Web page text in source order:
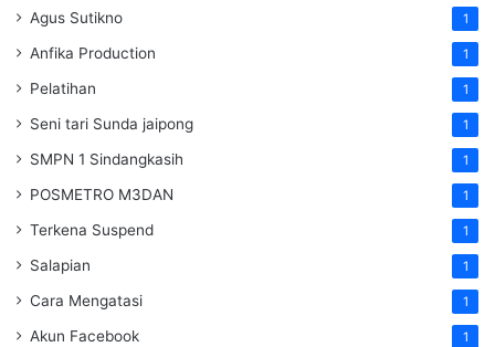
Agus Sutikno 1
Anfika Production 1
Pelatihan 1
Seni tari Sunda jaipong 1
SMPN 1 Sindangkasih 1
POSMETRO M3DAN 1
Terkena Suspend 1
Salapian 1
Cara Mengatasi 1
Akun Facebook 1